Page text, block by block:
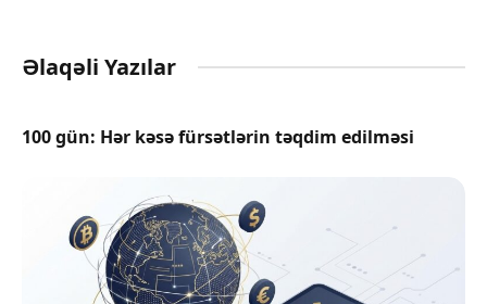
Əlaqəli Yazılar
100 gün: Hər kəsə fürsətlərin təqdim edilməsi